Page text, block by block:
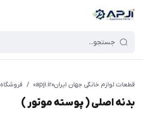
قطعات یدکی و جانبی لوازم خانگی جهان ایران
قطعات لوازم خانگی جهان ایران«apji.ir» / فروشگاه APJI
بدنه اصلی ( پوسته موتور )